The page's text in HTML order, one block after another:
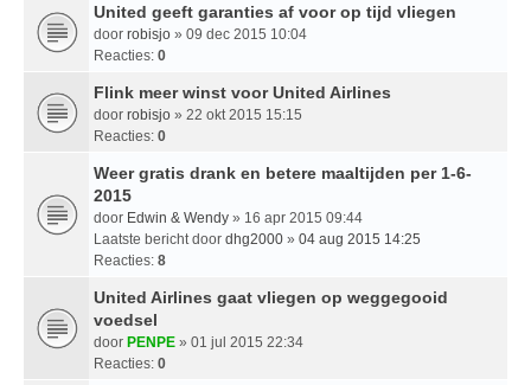
United geeft garanties af voor op tijd vliegen
door robisjo » 09 dec 2015 10:04
Reacties: 0
Flink meer winst voor United Airlines
door robisjo » 22 okt 2015 15:15
Reacties: 0
Weer gratis drank en betere maaltijden per 1-6-
2015
door Edwin & Wendy » 16 apr 2015 09:44
Laatste bericht door dhg2000 » 04 aug 2015 14:25
Reacties: 8
United Airlines gaat vliegen op weggegooid
voedsel
door PENPE » 01 jul 2015 22:34
Reacties: 0